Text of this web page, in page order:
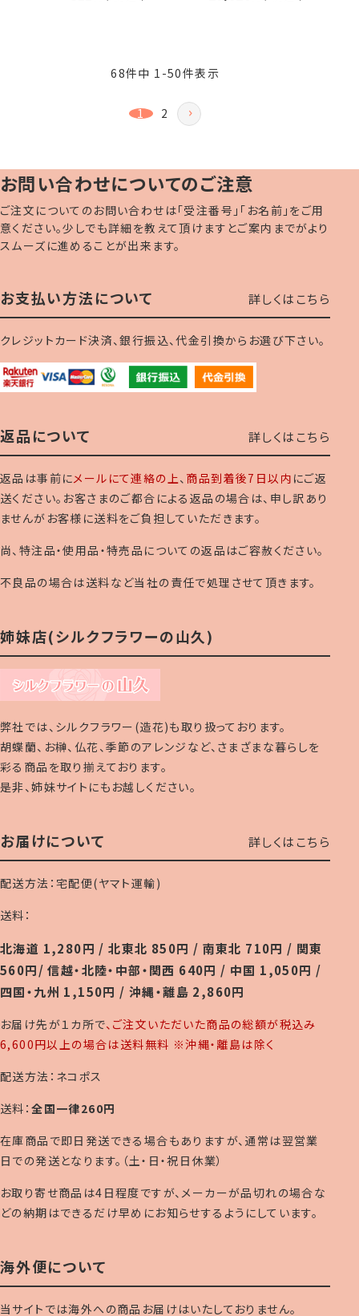
68件中 1 -50件表示
1 2
お問い合わせについてのご注意
ご注文についてのお問い合わせは「受注番号」「お名前」をご用
意ください。少しでも詳細を教えて頂けますとご案内までがより
スムーズに進めることが出来ます。
お支払い方法について 詳しくはこちら
クレジットカード決済、銀行振込、代金引換からお選び下さい。
返品について 詳しくはこちら
返品は事前にメールにて連絡の上、 商品到着後7日以内 にご返
送ください。お客さまのご都合による返品の場合は、申し訳あり
ませんがお客様に送料をご負担していただきます。
尚、特注品・使用品・特売品についての返品はご容赦ください。
不良品の場合は送料など当社の責任で処理させて頂きます。
姉妹店(シルクフラワーの山久)
弊社では、シルクフラワー(造花)も取り扱っております。
胡蝶蘭、お榊、仏花、季節のアレンジなど、さまざまな暮らしを
彩る商品を取り揃えております。
是非、姉妹サイトにもお越しください。
お届けについて 詳しくはこちら
配送方法：宅配便(ヤマト運輸)
送料：
北海道 1,280円 / 北東北 850円 / 南東北 710円 / 関東
560円/ 信越・北陸・中部・関西 640円 / 中国 1,050円 /
四国・九州 1,150円 / 沖縄・離島 2,860円
お届け先が１カ所で、ご注文いただいた商品の総額が税込み
6,600円以上の場合は送料無料 ※沖縄・離島は除く
配送方法：ネコポス
送料：全国一律260円
在庫商品で即日発送できる場合もありますが、通常は翌営業
日での発送となります。（土・日・祝日休業）
お取り寄せ商品は4日程度ですが、メーカーが品切れの場合な
どの納期はできるだけ早めにお知らせするようにしています。
海外便について
当サイトでは海外への商品お届けはいたしておりません。